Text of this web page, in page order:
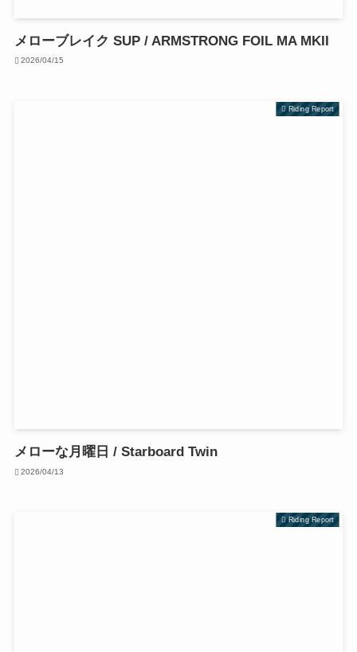
メローブレイク SUP / ARMSTRONG FOIL MA MKII
2026/04/15
Riding Report
メローな月曜日 / Starboard Twin
2026/04/13
Riding Report